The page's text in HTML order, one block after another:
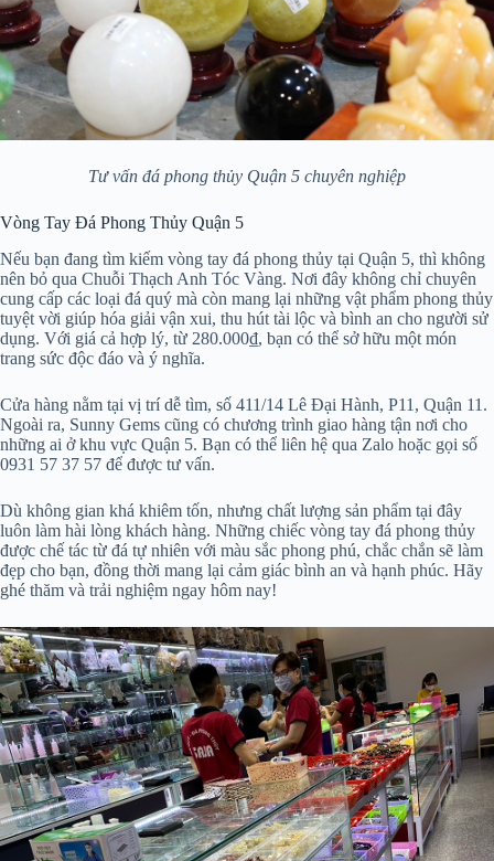
Tư vấn đá phong thủy Quận 5 chuyên nghiệp
Vòng Tay Đá Phong Thủy Quận 5
Nếu bạn đang tìm kiếm vòng tay đá phong thủy tại Quận 5, thì không
nên bỏ qua Chuỗi Thạch Anh Tóc Vàng. Nơi đây không chỉ chuyên
cung cấp các loại đá quý mà còn mang lại những vật phẩm phong thủy
tuyệt vời giúp hóa giải vận xui, thu hút tài lộc và bình an cho người sử
dụng. Với giá cả hợp lý, từ 280.000₫, bạn có thể sở hữu một món
trang sức độc đáo và ý nghĩa.
Cửa hàng nằm tại vị trí dễ tìm, số 411/14 Lê Đại Hành, P11, Quận 11.
Ngoài ra, Sunny Gems cũng có chương trình giao hàng tận nơi cho
những ai ở khu vực Quận 5. Bạn có thể liên hệ qua Zalo hoặc gọi số
0931 57 37 57 để được tư vấn.
Dù không gian khá khiêm tốn, nhưng chất lượng sản phẩm tại đây
luôn làm hài lòng khách hàng. Những chiếc vòng tay đá phong thủy
được chế tác từ đá tự nhiên với màu sắc phong phú, chắc chắn sẽ làm
đẹp cho bạn, đồng thời mang lại cảm giác bình an và hạnh phúc. Hãy
ghé thăm và trải nghiệm ngay hôm nay!